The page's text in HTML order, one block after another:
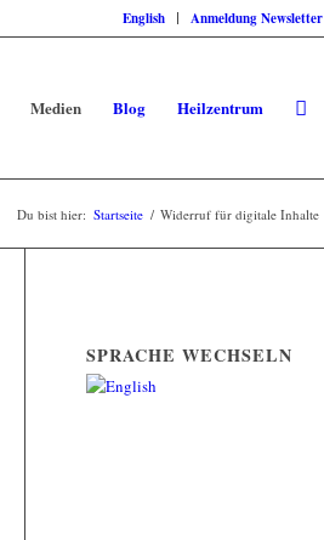
English Anmeldung Newsletter
Medien Blog Heilzentrum
Du bist hier: Startseite / Widerruf für digitale Inhalte
SPRACHE WECHSELN